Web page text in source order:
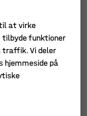
Sortér
at virke
tilbyde funktioner
traffik. Vi deler
hjemmeside på